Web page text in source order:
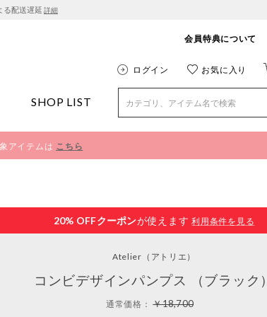
る配送遅延 詳細
会員特典について
ログイン お気に入り
SHOP LIST
アイテムは こちら
20% OFFクーポンが使えます 利用条件を見る
Atelier （アトリエ）
コンビデザインパンプス （ブラック）
通常価格：￥18,700